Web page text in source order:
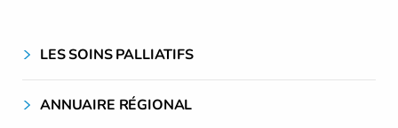
LES SOINS PALLIATIFS
ANNUAIRE RÉGIONAL